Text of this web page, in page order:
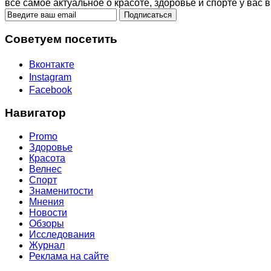
все самое актуальное о красоте, здоровье и спорте у вас
Советуем посетить
Вконтакте
Instagram
Facebook
Навигатор
Promo
Здоровье
Красота
Велнес
Спорт
Знаменитости
Мнения
Новости
Обзоры
Исследования
Журнал
Реклама на сайте